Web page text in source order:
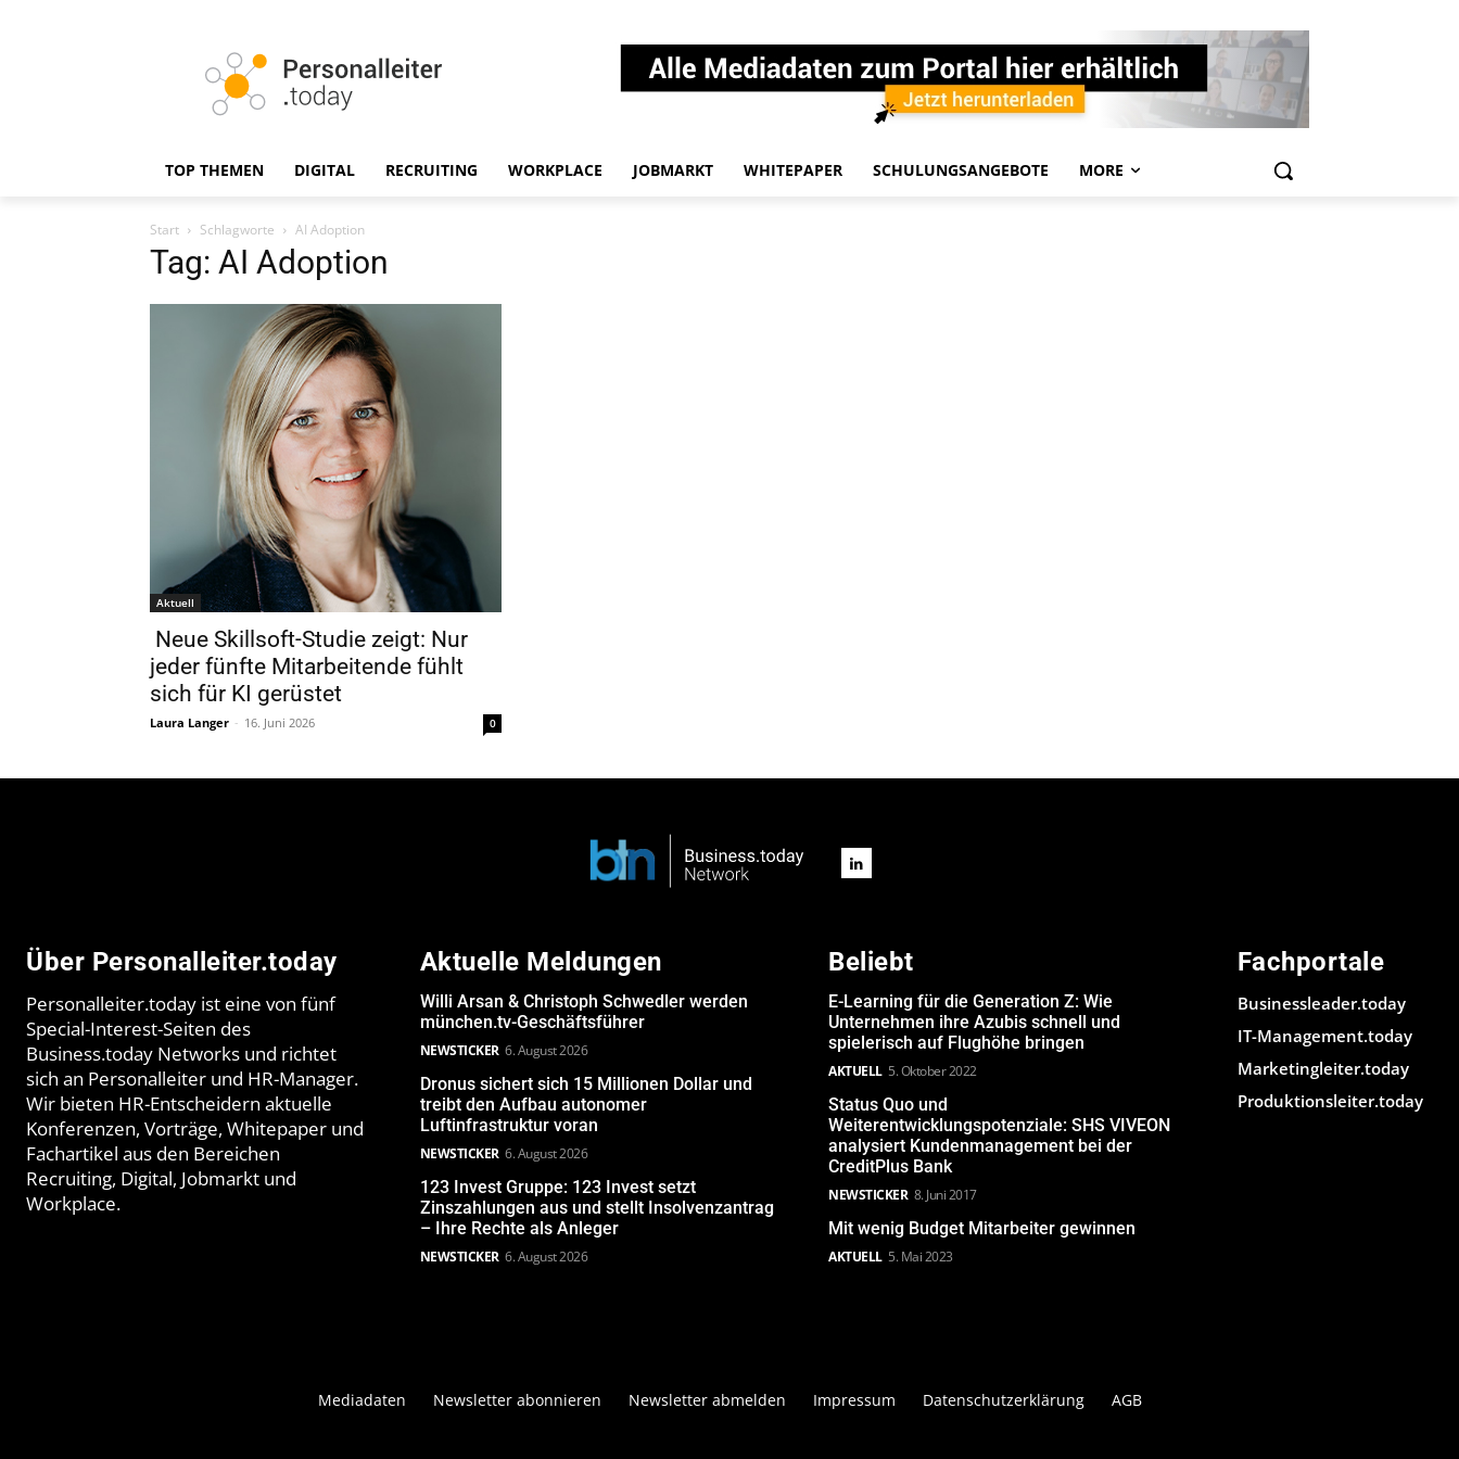
TOP THEMEN DIGITAL RECRUITING WORKPLACE JOBMARKT WHITEPAPER SCHULUNGSANGEBOTE MORE
Start Schlagworte AI Adoption
Tag: AI Adoption
Aktuell
Neue Skillsoft-Studie zeigt: Nur
jeder fünfte Mitarbeitende fühlt
sich für KI gerüstet
Laura Langer - 16. Juni 2026 0
Über Personalleiter.today
Personalleiter.today ist eine von fünf
Special-Interest-Seiten des
Business.today Networks und richtet
sich an Personalleiter und HR-Manager.
Wir bieten HR-Entscheidern aktuelle
Konferenzen, Vorträge, Whitepaper und
Fachartikel aus den Bereichen
Recruiting, Digital, Jobmarkt und
Workplace.
Aktuelle Meldungen
Willi Arsan & Christoph Schwedler werden
münchen.tv-Geschäftsführer
NEWSTICKER 6. August 2026
Dronus sichert sich 15 Millionen Dollar und
treibt den Aufbau autonomer
Luftinfrastruktur voran
NEWSTICKER 6. August 2026
123 Invest Gruppe: 123 Invest setzt
Zinszahlungen aus und stellt Insolvenzantrag
– Ihre Rechte als Anleger
NEWSTICKER 6. August 2026
Beliebt
E-Learning für die Generation Z: Wie
Unternehmen ihre Azubis schnell und
spielerisch auf Flughöhe bringen
AKTUELL 5. Oktober 2022
Status Quo und
Weiterentwicklungspotenziale: SHS VIVEON
analysiert Kundenmanagement bei der
CreditPlus Bank
NEWSTICKER 8. Juni 2017
Mit wenig Budget Mitarbeiter gewinnen
AKTUELL 5. Mai 2023
Fachportale
Businessleader.today
IT-Management.today
Marketingleiter.today
Produktionsleiter.today
Mediadaten Newsletter abonnieren Newsletter abmelden Impressum Datenschutzerklärung AGB